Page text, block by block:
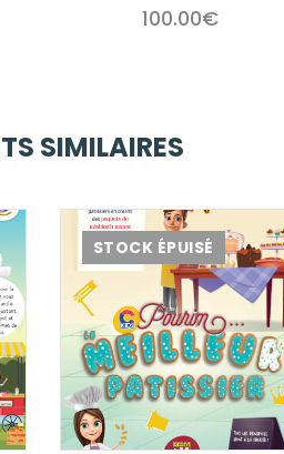
100.00€
SIMILAIRES
STOCK ÉPUISÉ